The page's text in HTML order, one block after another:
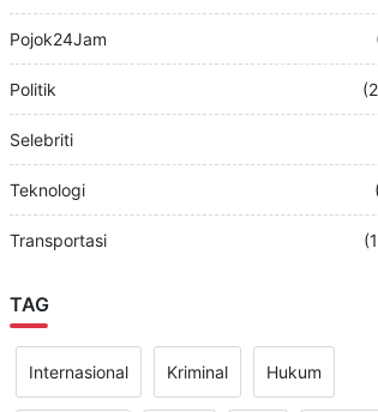
Peristiwa Daerah
Peristiwa Nasional
Pojok24Jam
Politik
Selebriti
Transportasi
TAG